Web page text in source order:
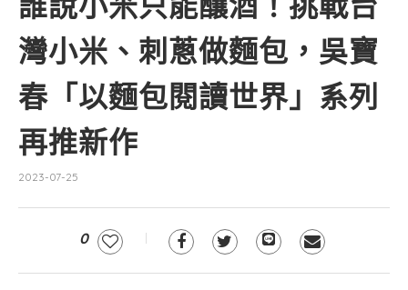
灣小米、刺蔥做麵包，吳寶
春「以麵包閱讀世界」系列
再推新作
2023-07-25
0